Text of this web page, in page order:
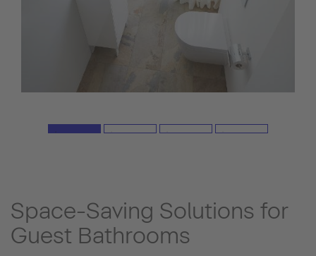
Space-Saving Solutions for
Guest Bathrooms